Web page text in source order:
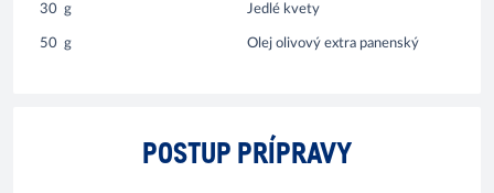
30 g Jedlé kvety
50 g Olej olivový extra panenský
POSTUP PRÍPRAVY